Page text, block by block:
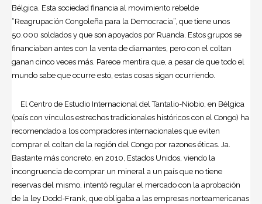
Bélgica. Esta sociedad financia al movimiento rebelde
“Reagrupación Congoleña para la Democracia”, que tiene unos
50.000 soldados y que son apoyados por Ruanda. Estos grupos se
financiaban antes con la venta de diamantes, pero con el coltan
ganan cinco veces más. Parece mentira que, a pesar de que todo el
mundo sabe que ocurre esto, estas cosas sigan ocurriendo.
El Centro de Estudio Internacional del Tantalio-Niobio, en Bélgica
(país con vínculos estrechos tradicionales históricos con el Congo) ha
recomendado a los compradores internacionales que eviten
comprar el coltan de la región del Congo por razones éticas. Ja.
Bastante más concreto, en 2010, Estados Unidos, viendo la
incongruencia de comprar un mineral a un país que no tiene
reservas del mismo, intentó regular el mercado con la aprobación
de la ley Dodd-Frank, que obligaba a las empresas norteamericanas